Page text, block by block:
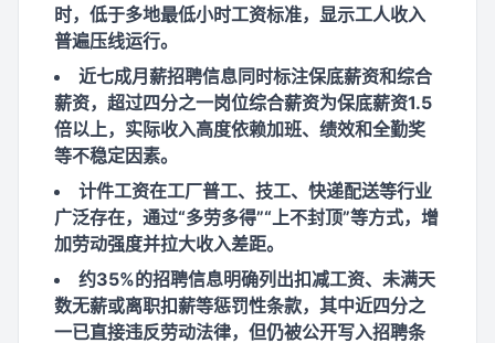
时，低于多地最低小时工资标准，显示工人收入
普遍压线运行。
近七成月薪招聘信息同时标注保底薪资和综合
薪资，超过四分之一岗位综合薪资为保底薪资1.5
倍以上，实际收入高度依赖加班、绩效和全勤奖
等不稳定因素。
计件工资在工厂普工、技工、快递配送等行业
广泛存在，通过“多劳多得”“上不封顶”等方式，增
加劳动强度并拉大收入差距。
约35%的招聘信息明确列出扣减工资、未满天
数无薪或离职扣薪等惩罚性条款，其中近四分之
一已直接违反劳动法律，但仍被公开写入招聘条